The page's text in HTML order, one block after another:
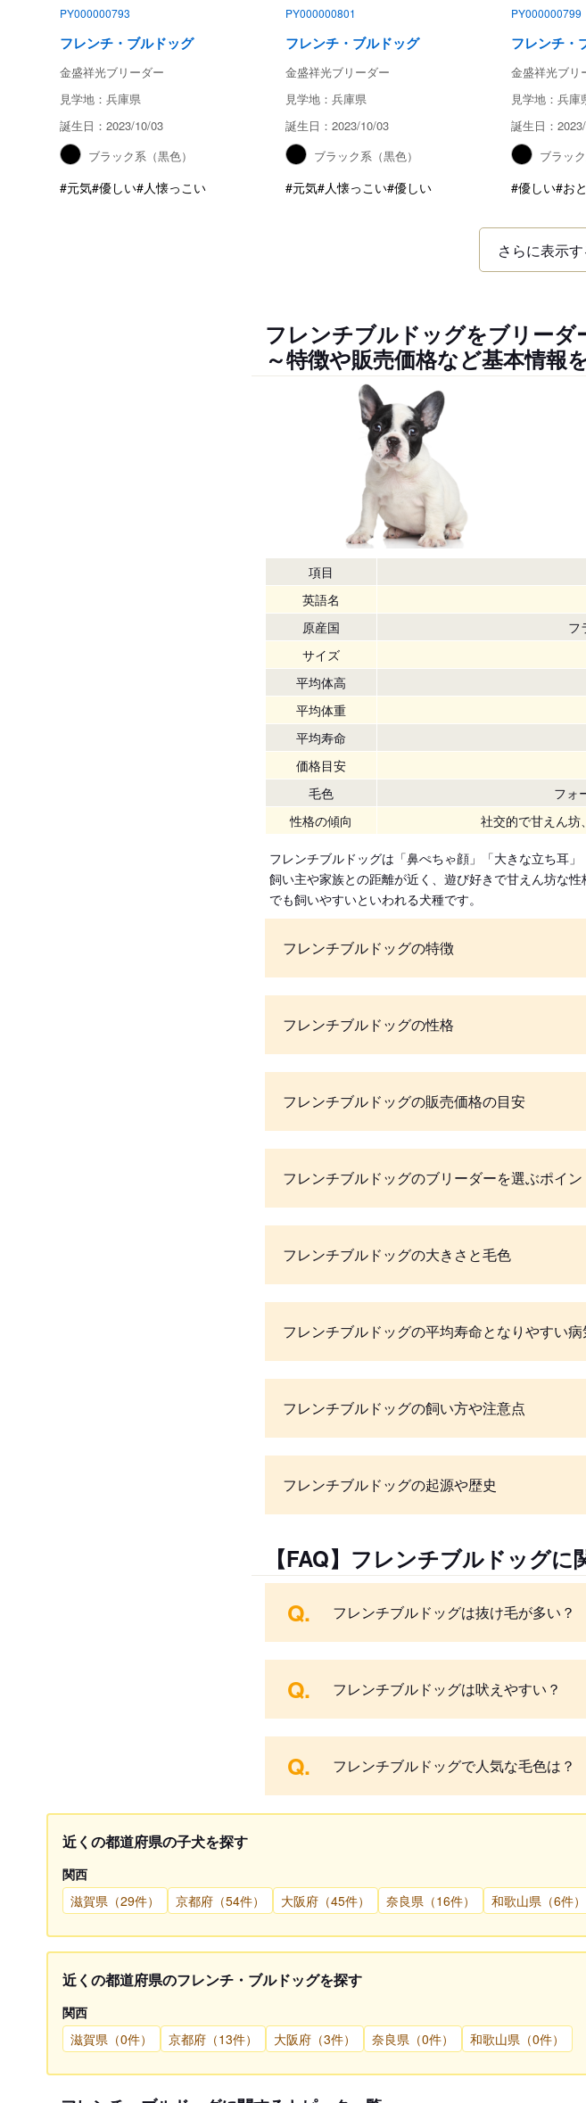
PY000000793
フレンチ・ブルドッグ
金盛祥光ブリーダー
見学地：兵庫県
誕生日：2023/10/03
ブラック系（黒色）
#元気#優しい#人懐っこい
PY000000801
フレンチ・ブルドッグ
金盛祥光ブリーダー
見学地：兵庫県
誕生日：2023/10/03
ブラック系（黒色）
#元気#人懐っこい#優しい
PY000000799
フレンチ・
金盛祥光ブリ
見学地：兵庫
誕生日：
ブラッ
#優しい#お
さらに表示す
フレンチブルドッグをブリーダ
～特徴や販売価格など基本情報
項目
英語名
原産国
フ
サイズ
平均体高
平均体重
平均寿命
価格目安
毛色
フォ
性格の傾向
社交的で甘えん坊
フレンチブルドッグは「鼻ぺちゃ顔」「大きな立ち耳
飼い主や家族との距離が近く、遊び好きで甘えん坊な
でも飼いやすいといわれる犬種です。
フレンチブルドッグの特徴
フレンチブルドッグの性格
フレンチブルドッグの販売価格の目安
フレンチブルドッグのブリーダーを選ぶポイン
フレンチブルドッグの大きさと毛色
フレンチブルドッグの平均寿命となりやすい
フレンチブルドッグの飼い方や注意点
フレンチブルドッグの起源や歴史
【FAQ】フレンチブルドッグ
Q. フレンチブルドッグは抜け毛が多い？
Q. フレンチブルドッグは吠えやすい？
Q. フレンチブルドッグで人気な毛色は？
近くの都道府県の子犬を探す
関西
滋賀県（29件）
京都府（54件） 大阪府（45件） 奈良県（16件） 和歌山県（6件）
近くの都道府県のフレンチ・ブルドッグを探す
関西
滋賀県（0件）
京都府（13件） 大阪府（3件） 奈良県（0件） 和歌山県（0件）